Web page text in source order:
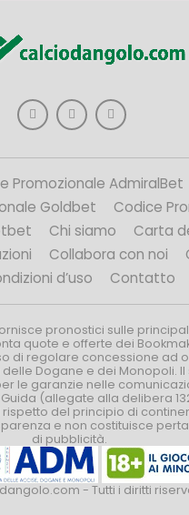
Promozionale AdmiralBet
Goldbet
Codice
Chi siamo
Carta
Collabora con noi
d’uso
Contatto
pronostici sulle
quote e offerte dei
di regolare concessione ad
Dogane e dei Monopoli.
le garanzie nelle
(allegate alla delibera
del principio di
e non costituisce
di pubblicità.
- Tutti i diritti